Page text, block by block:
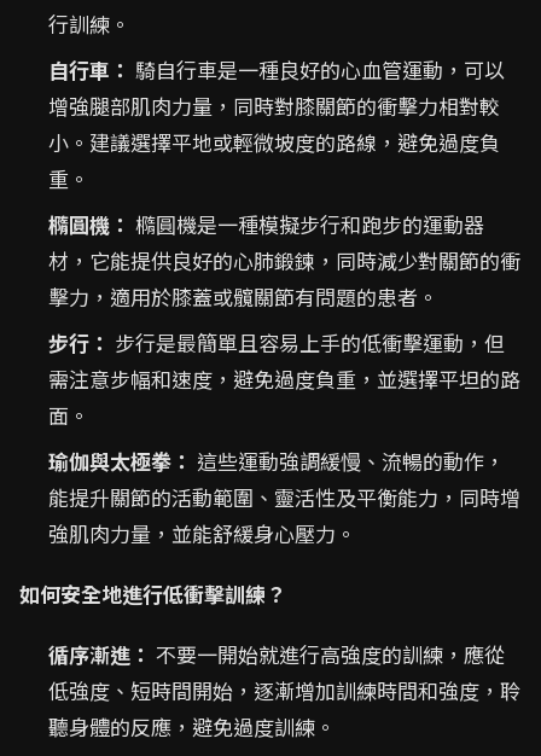
行訓練。
自行車： 騎自行車是一種良好的心血管運動，可以
增強腿部肌肉力量，同時對膝關節的衝擊力相對較
小。建議選擇平地或輕微坡度的路線，避免過度負
重。
橢圓機： 橢圓機是一種模擬步行和跑步的運動器
材，它能提供良好的心肺鍛鍊，同時減少對關節的衝
擊力，適用於膝蓋或髖關節有問題的患者。
步行： 步行是最簡單且容易上手的低衝擊運動，但
需注意步幅和速度，避免過度負重，並選擇平坦的路
面。
瑜伽與太極拳： 這些運動強調緩慢、流暢的動作，
能提升關節的活動範圍、靈活性及平衡能力，同時增
強肌肉力量，並能舒緩身心壓力。
如何安全地進行低衝擊訓練？
循序漸進： 不要一開始就進行高強度的訓練，應從
低強度、短時間開始，逐漸增加訓練時間和強度，聆
聽身體的反應，避免過度訓練。